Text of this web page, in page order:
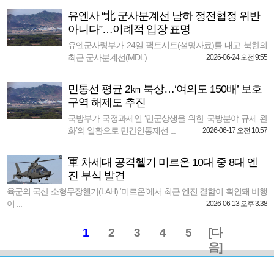
유엔사 “北 군사분계선 남하 정전협정 위반
아니다”…이례적 입장 표명
유엔군사령부가 24일 팩트시트(설명자료)를 내고 북한의
최근 군사분계선(MDL) ...
2026-06-24 오전 9:55
민통선 평균 2㎞ 북상…‘여의도 150배’ 보호
구역 해제도 추진
국방부가 국정과제인 ‘민군상생을 위한 국방분야 규제 완
화’의 일환으로 민간인통제선 ...
2026-06-17 오전 10:57
軍 차세대 공격헬기 미르온 10대 중 8대 엔
진 부식 발견
육군의 국산 소형무장헬기(LAH) ‘미르온’에서 최근 엔진 결함이 확인돼 비행
이 ...
2026-06-13 오후 3:38
1 2 3 4 5
[다
음]